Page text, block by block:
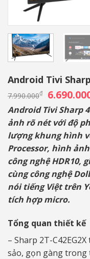
Android Tivi
7.990.000₫ Giá
gốc
là:
7.990.000₫.
Android Tivi Sharp
ảnh rõ nét với độ
lượng khung hình
Processor​, hình
công nghệ HDR10,
cùng công nghệ
nói tiếng Việt trên
tích hợp micro.
Tổng quan thiết kế
– Sharp 2T-
sảo, gọn gàng trong